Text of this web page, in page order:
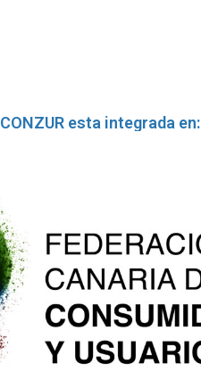
CONZUR esta integrada en: